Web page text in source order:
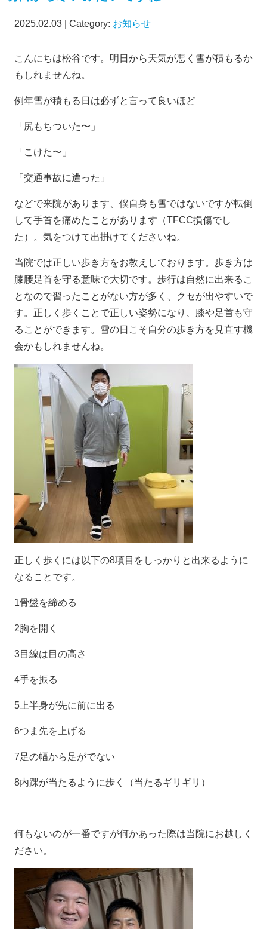
2025.02.03 | Category: お知らせ
こんにちは松谷です。明日から天気が悪く雪が積もるか
もしれませんね。
例年雪が積もる日は必ずと言って良いほど
「尻もちついた〜」
「こけた〜」
「交通事故に遭った」
などで来院があります、僕自身も雪ではないですが転倒
して手首を痛めたことがあります（TFCC損傷でし
た）。気をつけて出掛けてくださいね。
当院では正しい歩き方をお教えしております。歩き方は
膝腰足首を守る意味で大切です。歩行は自然に出来るこ
となので習ったことがない方が多く、クセが出やすいで
す。正しく歩くことで正しい姿勢になり、膝や足首も守
ることができます。雪の日こそ自分の歩き方を見直す機
会かもしれませんね。
正しく歩くには以下の8項目をしっかりと出来るように
なることです。
1骨盤を締める
2胸を開く
3目線は目の高さ
4手を振る
5上半身が先に前に出る
6つま先を上げる
7足の幅から足がでない
8内踝が当たるように歩く（当たるギリギリ）
何もないのが一番ですが何かあった際は当院にお越しく
ださい。